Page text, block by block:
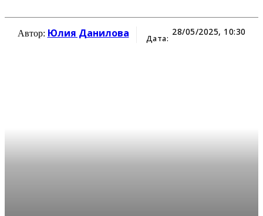
Автор: Юлия Данилова Дата:
28/05/2025, 10:30